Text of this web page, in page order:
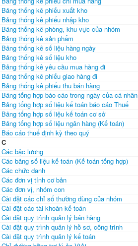
Bảng thống kê phiếu xuất kho
Bảng thống kê phiếu nhập kho
Bảng thống kê phòng, khu vực của nhóm
Bảng thống kê sản phẩm
Bảng thống kê số liệu hàng ngày
Bảng thống kê số liệu kho
Bảng thống kê yêu cầu mua hàng đi
Bảng thống kê phiếu giao hàng đi
Bảng thống kê phiếu thu bán hàng
Bảng tổng hợp báo cáo trong ngày của cá nhân
Bảng tổng hợp số liệu kế toán báo cáo Thuế
Bảng tổng hợp số liệu kế toán cơ sở
Bảng tổng hợp số liệu ngân hàng (Kế toán)
Báo cáo thuế định kỳ theo quý
C
Các bậc lương
Các bảng số liệu kế toán (Kế toán tổng hợp)
Các chức danh
Các đơn vị tính cơ bản
Các đơn vị, nhóm con
Cài đặt các chỉ số thường dùng của nhóm
Cài đặt các tài khoản kế toán
Cài đặt quy trình quản lý bán hàng
Cài đặt quy trình quản lý hồ sơ, công trình
Cài đặt quy trình quản lý kế toán